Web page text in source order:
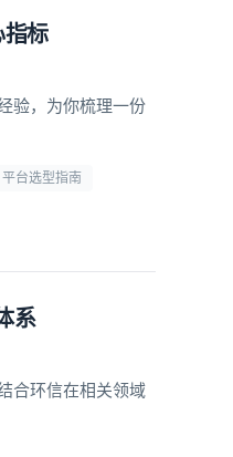
指标
验，为你梳理一份
平台选型指南
系
合环信在相关领域